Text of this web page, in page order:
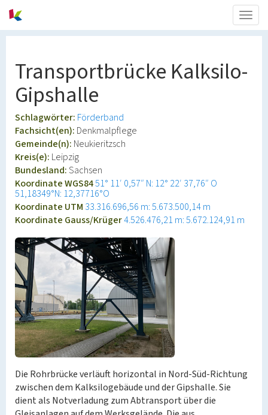
Transportbrücke Kalksilo-
Gipshalle
Schlagwörter: Förderband
Fachsicht(en): Denkmalpflege
Gemeinde(n): Neukieritzsch
Kreis(e): Leipzig
Bundesland:Sachsen
Koordinate WGS8451° 11′ 0,57″ N: 12° 22′ 37,76″ O
51,18349°N: 12,37716°O
Koordinate UTM 33.316.696,56 m: 5.673.500,14 m
Koordinate Gauss/Krüger4.526.476,21 m: 5.672.124,91 m
Die Rohrbrücke verläuft horizontal in Nord-Süd-Richtung
zwischen dem Kalksilogebäude und der Gipshalle. Sie
dient als Notverladung zum Abtransport über die